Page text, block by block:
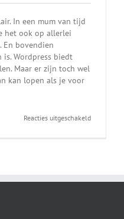
In een mum van tijd
het ook op allerlei
En bovendien
Wordpress biedt
Maar er zijn toch wel
kan lopen als je voor
Reacties uitgeschakeldvoor